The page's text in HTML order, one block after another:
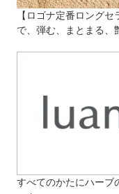
【ロゴナ定番ロング
で、弾む、まとまる、
すべてのかたにハーブ